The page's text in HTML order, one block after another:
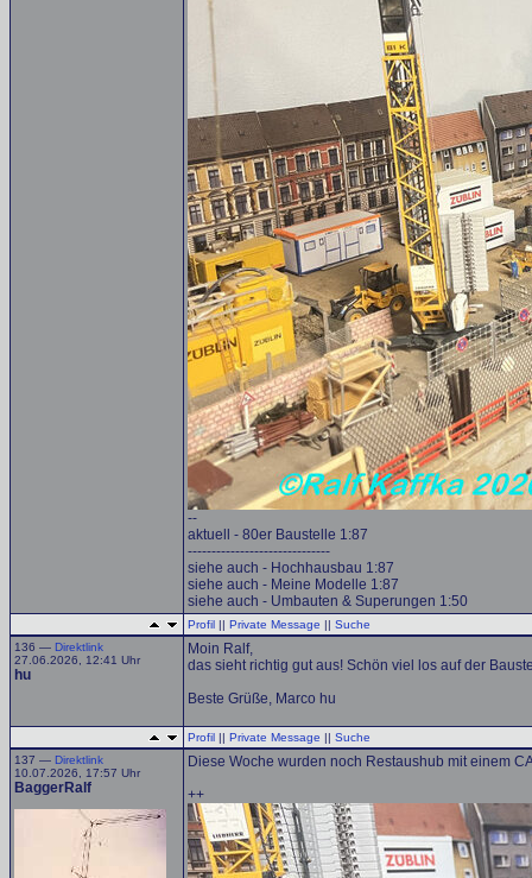
--
aktuell - 80er Baustelle 1:87
------------------------------
siehe auch - Hochhausbau 1:87
siehe auch - Meine Modelle 1:87
siehe auch - Umbauten & Superungen 1:50
Profil || Private Message || Suche
136 — Direktlink
27.06.2026, 12:41 Uhr
hu
Moin Ralf,
das sieht richtig gut aus! Schön viel los auf der
Beste Grüße, Marco hu
Profil || Private Message || Suche
137 — Direktlink
10.07.2026, 17:57 Uhr
BaggerRalf
Diese Woche wurden noch Restaushub mit einem
++